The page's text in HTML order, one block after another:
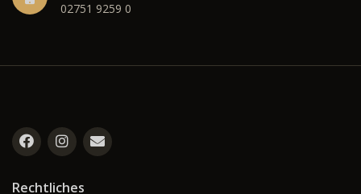
02751 9259 0
Rechtliches